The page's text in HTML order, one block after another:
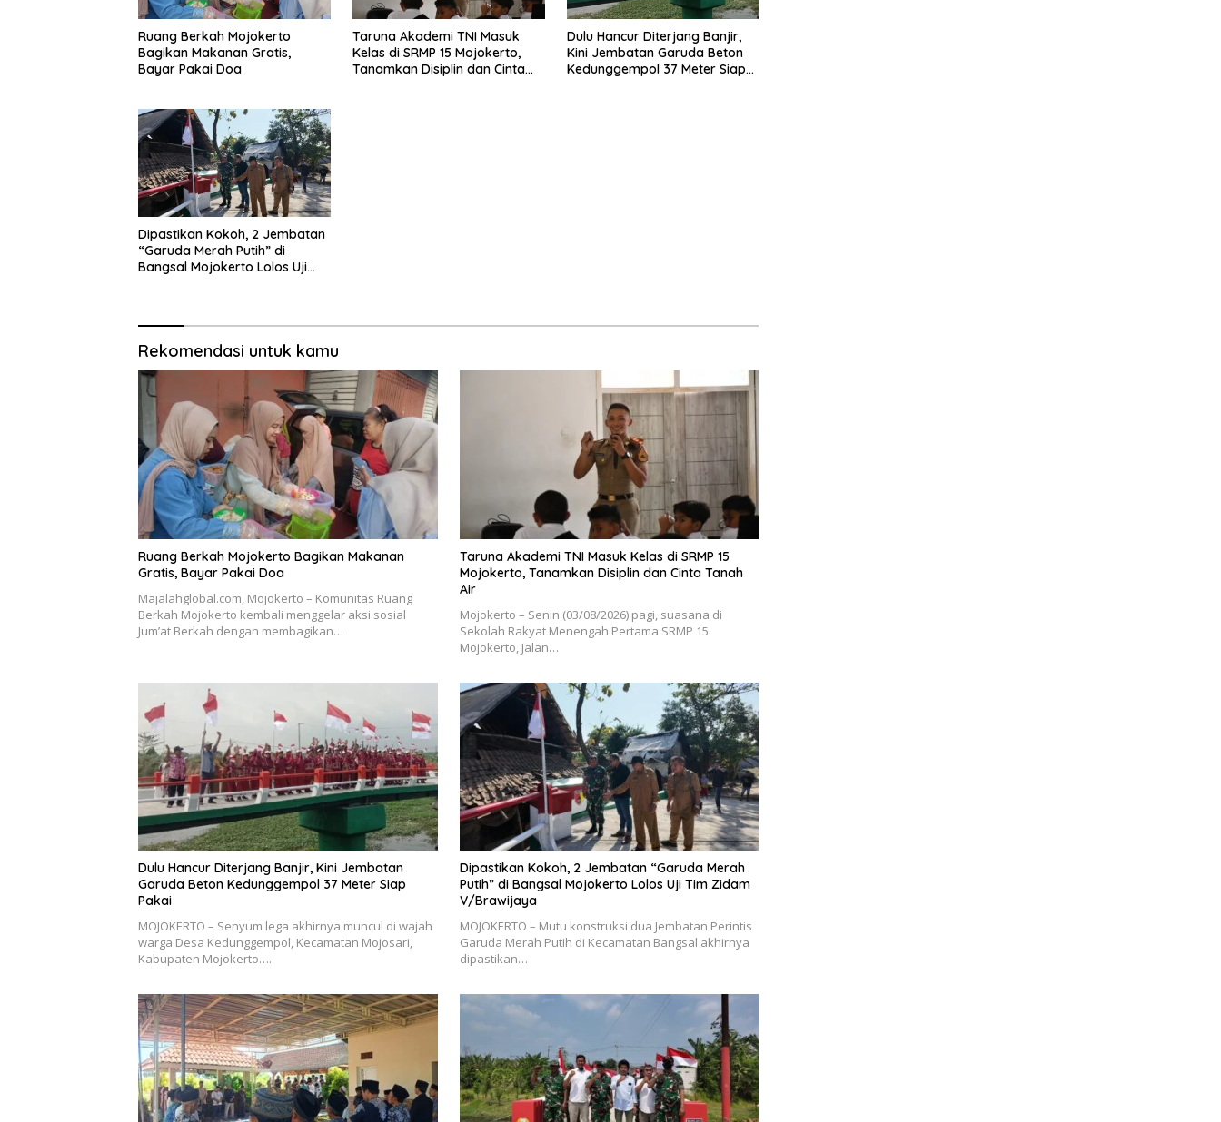
Ruang Berkah Mojokerto
Bagikan Makanan Gratis,
Bayar Pakai Doa
Taruna Akademi TNI Masuk
Kelas di SRMP 15 Mojokerto,
Tanamkan Disiplin dan Cinta
Dulu Hancur Diterjang Banjir,
Kini Jembatan Garuda Beton
Kedunggempol 37 Meter Siap
Dipastikan Kokoh, 2 Jembatan
“Garuda Merah Putih” di
Bangsal Mojokerto Lolos Uji
Rekomendasi untuk kamu
Ruang Berkah Mojokerto Bagikan Makanan
Gratis, Bayar Pakai Doa
Majalahglobal.com, Mojokerto – Komunitas Ruang
Berkah Mojokerto kembali menggelar aksi sosial
Jum’at Berkah dengan membagikan…
Taruna Akademi TNI Masuk Kelas di SRMP 15
Mojokerto, Tanamkan Disiplin dan Cinta Tanah
Air
Mojokerto – Senin (03/08/2026) pagi, suasana di
Sekolah Rakyat Menengah Pertama SRMP 15
Mojokerto, Jalan…
Dulu Hancur Diterjang Banjir, Kini Jembatan
Garuda Beton Kedunggempol 37 Meter Siap
Pakai
MOJOKERTO – Senyum lega akhirnya muncul di wajah
warga Desa Kedunggempol, Kecamatan Mojosari,
Kabupaten Mojokerto….
Dipastikan Kokoh, 2 Jembatan “Garuda Merah
Putih” di Bangsal Mojokerto Lolos Uji Tim Zidam
V/Brawijaya
MOJOKERTO – Mutu konstruksi dua Jembatan Perintis
Garuda Merah Putih di Kecamatan Bangsal akhirnya
dipastikan…